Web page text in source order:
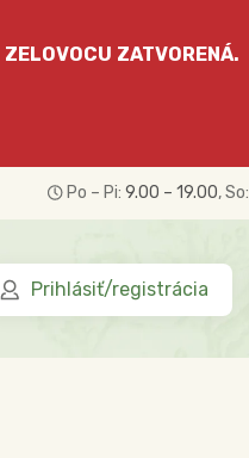
ZELOVOCU ZATVORENÁ.
Po – Pi: 9.00 – 19.00, So:
Prihlásiť/registrácia